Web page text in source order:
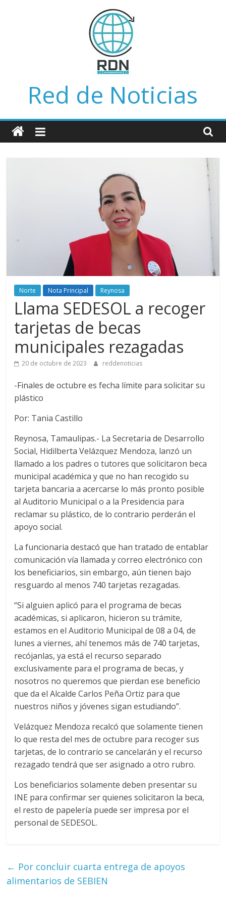
Red de Noticias
Norte Nota Principal Reynosa
Llama SEDESOL a recoger
tarjetas de becas
municipales rezagadas
20 de octubre de 2023 reddenoticias
-Finales de octubre es fecha límite para solicitar su
plástico
Por: Tania Castillo
Reynosa, Tamaulipas.- La Secretaria de Desarrollo
Social, Hidilberta Velázquez Mendoza, lanzó un
llamado a los padres o tutores que solicitaron beca
municipal académica y que no han recogido su
tarjeta bancaria a acercarse lo más pronto posible
al Auditorio Municipal o a la Presidencia para
reclamar su plástico, de lo contrario perderán el
apoyo social.
La funcionaria destacó que han tratado de entablar
comunicación vía llamada y correo electrónico con
los beneficiarios, sin embargo, aún tienen bajo
resguardo al menos 740 tarjetas rezagadas.
“Si alguien aplicó para el programa de becas
académicas, si aplicaron, hicieron su trámite,
estamos en el Auditorio Municipal de 08 a 04, de
lunes a viernes, ahí tenemos más de 740 tarjetas,
recójanlas, ya está el recurso separado
exclusivamente para el programa de becas, y
nosotros no queremos que pierdan ese beneficio
que da el Alcalde Carlos Peña Ortiz para que
nuestros niños y jóvenes sigan estudiando”.
Velázquez Mendoza recalcó que solamente tienen
lo que resta del mes de octubre para recoger sus
tarjetas, de lo contrario se cancelarán y el recurso
rezagado tendrá que ser asignado a otro rubro.
Los beneficiarios solamente deben presentar su
INE para confirmar ser quienes solicitaron la beca,
el resto de papelería puede ser impresa por el
personal de SEDESOL.
← Por concluir cuarta entrega de apoyos
alimentarios de SEBIEN